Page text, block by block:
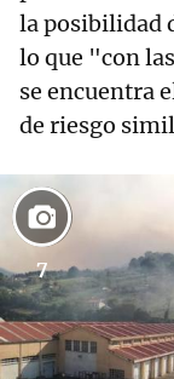
la posibilidad
lo que "con
se encuentra
de riesgo
7